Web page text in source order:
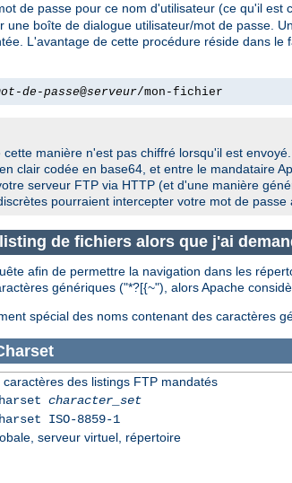
de passe pour ce nom d'utilisateur (ce qu'il
une boîte de dialogue utilisateur/mot de passe.
L'avantage de cette procédure réside dans
de-passe@serveur/mon-fichier
manière n'est pas chiffré lorsqu'il est
clair codée en base64, et entre le mandataire
serveur FTP via HTTP (et d'une manière
pourraient intercepter votre mot de
de fichiers alors que j'ai
afin de permettre la navigation dans les
génériques ("*?[{~"), alors Apache
spécial des noms contenant des caractères
caractères des listings FTP mandatés
character_set
ISO-8859-1
serveur virtuel, répertoire